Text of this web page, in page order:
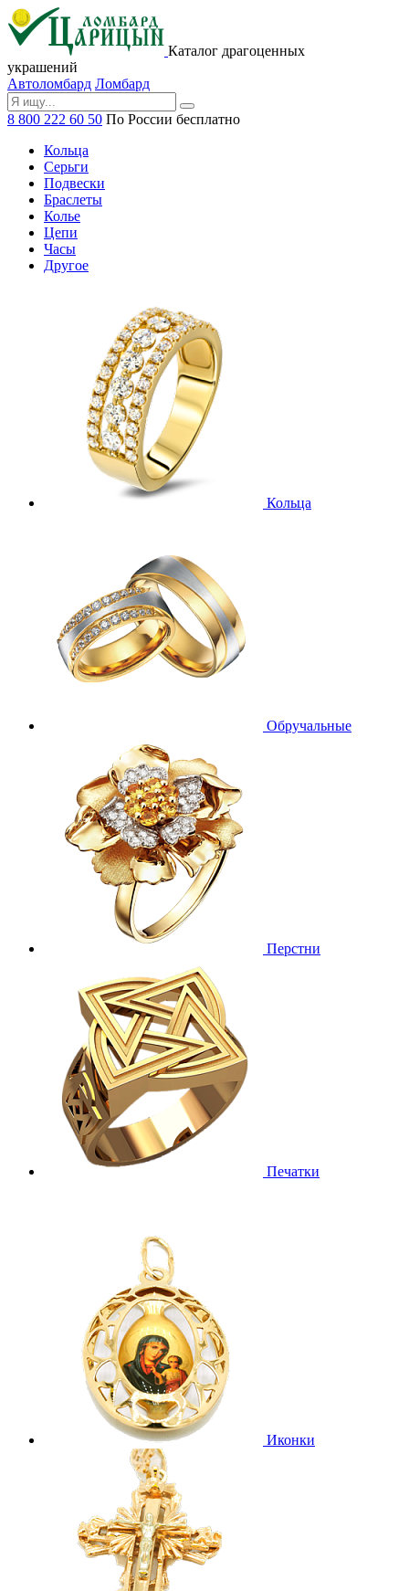
Каталог драгоценных
украшений
Автоломбард Ломбард
8 800 222 60 50 По России бесплатно
Кольца
Серьги
Подвески
Браслеты
Колье
Цепи
Часы
Другое
Кольца
Обручальные
Перстни
Печатки
Иконки